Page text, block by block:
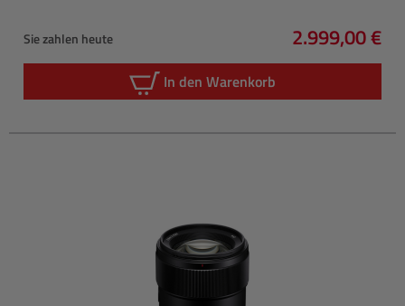
Sie zahlen heute
Regulärer
2.999,00 €
In den Warenkorb